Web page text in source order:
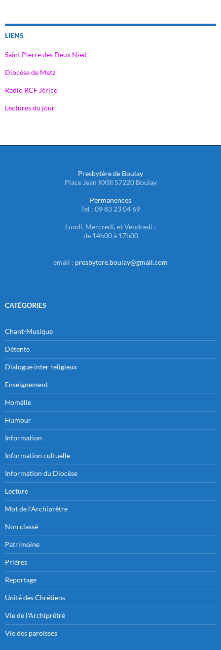
LIENS
Saint Pierre des Deux Nied
Diocèse de Metz
Radio RCF Jérico
Lectures du jour
Presbytère de Boulay
Place Jean XXIII 57220 Boulay
Permanences
Tel : 09 83 23 04 69
Lundi, Mercredi, et Vendredi :
de 14h00 à 17h00
email : presbytere.boulay@gmail.com
CATÉGORIES
Chant-Musique
Détente
Dialogue inter religieux
Enseignement
Homélie
Humour
Information
Information cultuelle
Information du Diocèse
Lecture
Mot de l'Archiprêtre
Non classé
Patrimoine
Prières
Reportage
Unité des Chrétiens
Vie de l'Archiprêtré
Vie des paroisses